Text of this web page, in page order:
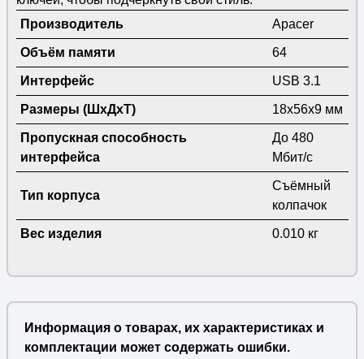
Производитель
Apacer
Объём памяти 64
Интерфейс USB 3.1
Размеры (ШхДхТ) 18x56x9 мм
Пропускная способность
интерфейса
До 480
Мбит/с
Тип корпуса
Съёмный
колпачок
Вес изделия 0.010 кг
Информация о товарах, их характеристиках и
комплектации может содержать ошибки.